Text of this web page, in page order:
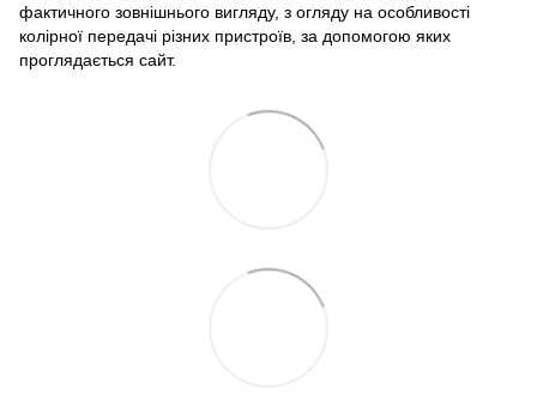
фактичного зовнішнього вигляду, з огляду на особливості
колірної передачі різних пристроїв, за допомогою яких
проглядається сайт.